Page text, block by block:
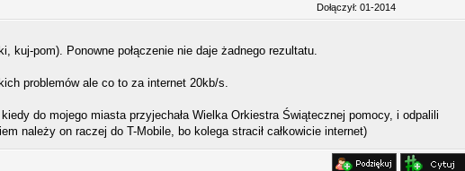
Dołączył: 01-2014
kuj-pom). Ponowne połączenie nie daje żadnego rezultatu.
problemów ale co to za internet 20kb/s.
do mojego miasta przyjechała Wielka Orkiestra Świątecznej pomocy, i odpalili
należy on raczej do T-Mobile, bo kolega stracił całkowicie internet)